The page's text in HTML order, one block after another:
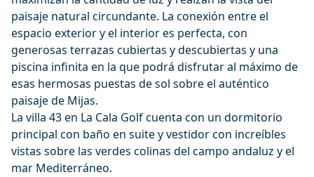
paisaje natural circundante. La conexión entre el
espacio exterior y el interior es perfecta, con
generosas terrazas cubiertas y descubiertas y una
piscina infinita en la que podrá disfrutar al máximo de
esas hermosas puestas de sol sobre el auténtico
paisaje de Mijas.
La villa 43 en La Cala Golf cuenta con un dormitorio
principal con baño en suite y vestidor con increíbles
vistas sobre las verdes colinas del campo andaluz y el
mar Mediterráneo.